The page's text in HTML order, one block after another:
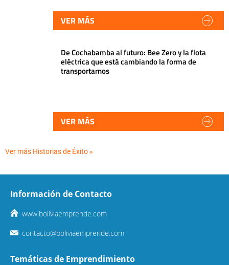
VER MÁS
De Cochabamba al futuro: Bee Zero y la flota
eléctrica que está cambiando la forma de
transportarnos
VER MÁS
Ver más Historias de Éxito »
Información de Contacto
www.boliviaemprende.com
contacto@boliviaemprende.com
Temáticas de Emprendimiento